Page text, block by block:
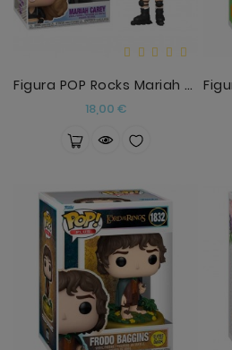
Figura POP Rocks Mariah Carey
18,00 €Precio